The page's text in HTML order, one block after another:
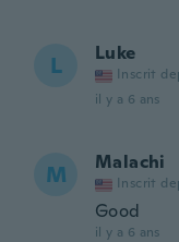
L Luke
Inscrit
il y a 6 ans
M Malachi
Inscrit
Good
il y a 6 ans